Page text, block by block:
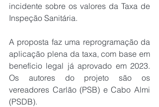
incidente sobre os valores da Taxa de
Inspeção Sanitária.
A proposta faz uma reprogramação da
aplicação plena da taxa, com base em
benefício legal já aprovado em 2023.
Os autores do projeto são os
vereadores Carlão (PSB) e Cabo Almi
(PSDB).